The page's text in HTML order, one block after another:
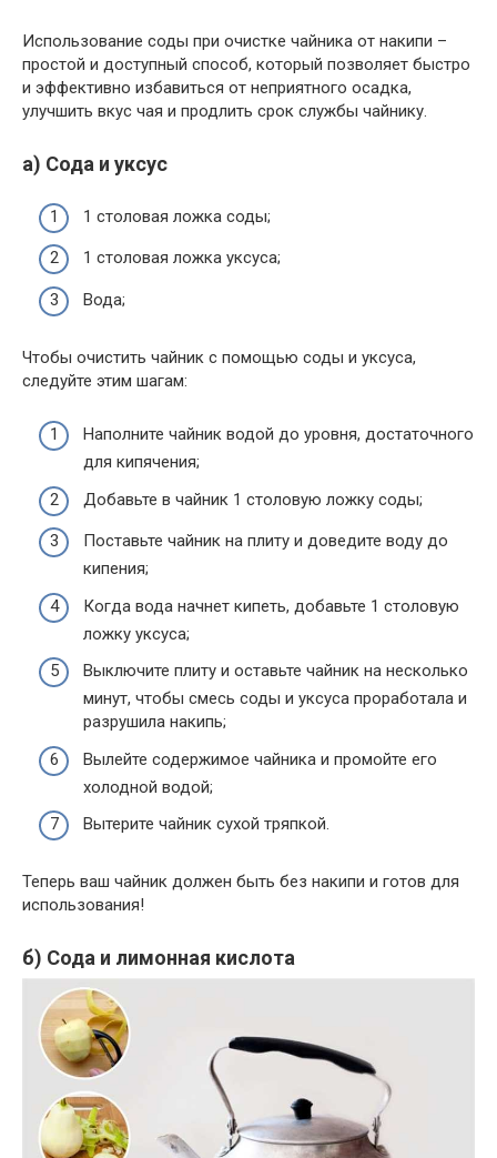
Использование соды при очистке чайника от накипи –
простой и доступный способ, который позволяет быстро
и эффективно избавиться от неприятного осадка,
улучшить вкус чая и продлить срок службы чайнику.
а) Сода и уксус
1 столовая ложка соды;
1 столовая ложка уксуса;
Вода;
Чтобы очистить чайник с помощью соды и уксуса,
следуйте этим шагам:
Наполните чайник водой до уровня, достаточного
для кипячения;
Добавьте в чайник 1 столовую ложку соды;
Поставьте чайник на плиту и доведите воду до
кипения;
Когда вода начнет кипеть, добавьте 1 столовую
ложку уксуса;
Выключите плиту и оставьте чайник на несколько
минут, чтобы смесь соды и уксуса проработала и
разрушила накипь;
Вылейте содержимое чайника и промойте его
холодной водой;
Вытерите чайник сухой тряпкой.
Теперь ваш чайник должен быть без накипи и готов для
использования!
б) Сода и лимонная кислота